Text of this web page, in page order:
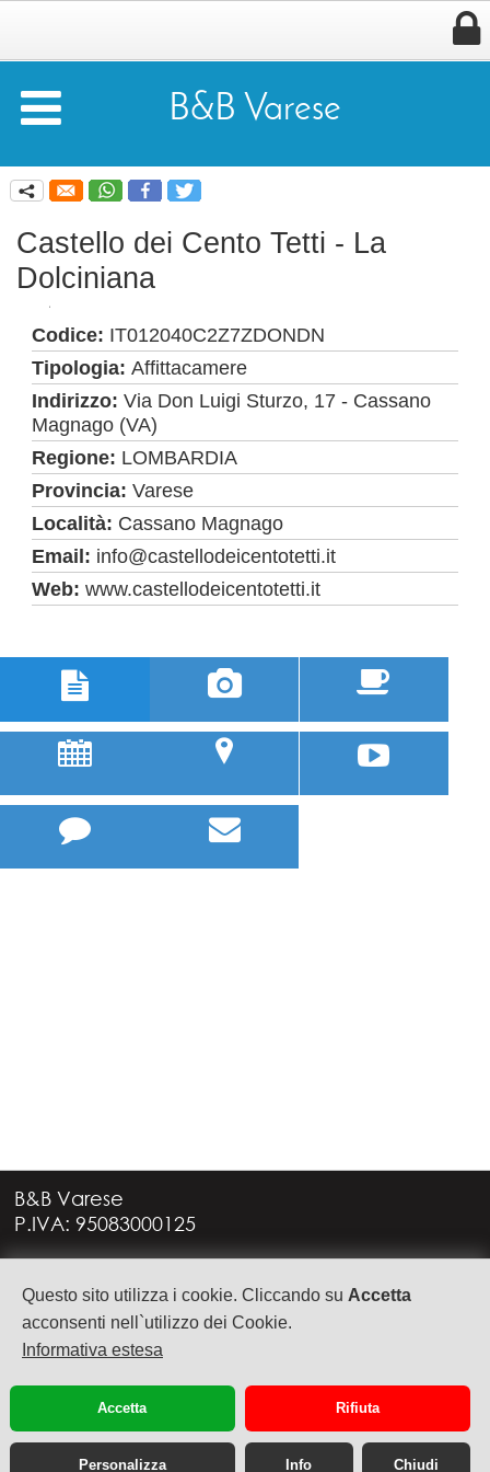
Questo sito utilizza i cookie. Cliccando su Accetta
acconsenti nell`utilizzo dei Cookie.
Informativa estesa
Accetta Rifiuta
Personalizza Info Chiudi

 B&B Varese
q
Castello dei Cento Tetti - La
Dolciniana
Codice: IT012040C2Z7ZDONDN
Tipologia:Affittacamere
Indirizzo:Via Don Luigi Sturzo, 17 - Cassano
Magnago (VA)
Regione: LOMBARDIA
Provincia:Varese
Località: Cassano Magnago
Email: info@castellodeicentotetti.it
Web:www.castellodeicentotetti.it
  
; u 
 
B&B Varese
P.IVA: 95083000125
21949 CASTRONNO (VA)
+39 335 6088957
info@bbvarese.it
cookie